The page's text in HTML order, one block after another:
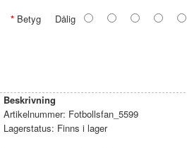
Betyg Dålig
Beskrivning
Artikelnummer: Fotbollsfan_5599
Lagerstatus: Finns i lager